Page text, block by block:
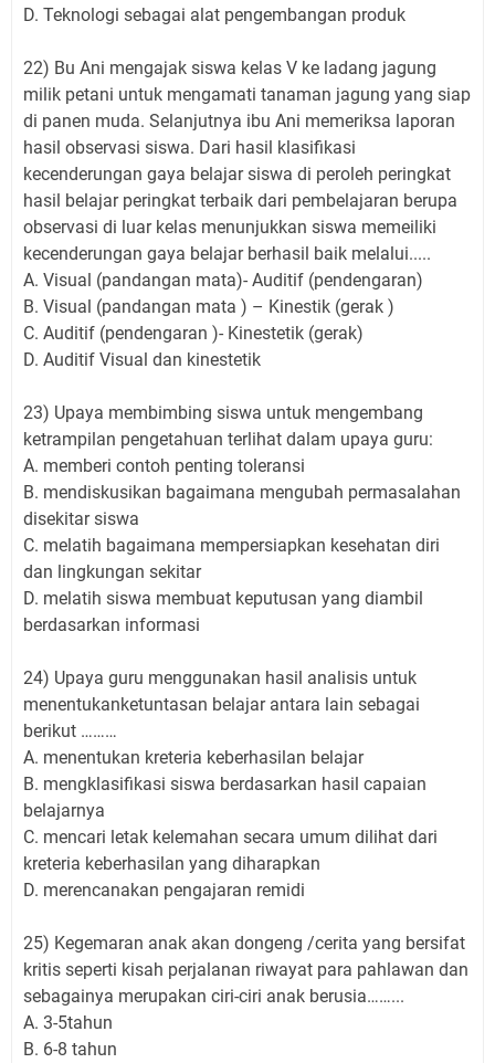
D. Teknologi sebagai alat pengembangan produk
22) Bu Ani mengajak siswa kelas V ke ladang jagung
milik petani untuk mengamati tanaman jagung yang siap
di panen muda. Selanjutnya ibu Ani memeriksa laporan
hasil observasi siswa. Dari hasil klasifikasi
kecenderungan gaya belajar siswa di peroleh peringkat
hasil belajar peringkat terbaik dari pembelajaran berupa
observasi di luar kelas menunjukkan siswa memeiliki
kecenderungan gaya belajar berhasil baik melalui.....
A. Visual (pandangan mata)- Auditif (pendengaran)
B. Visual (pandangan mata ) – Kinestik (gerak )
C. Auditif (pendengaran )- Kinestetik (gerak)
D. Auditif Visual dan kinestetik
23) Upaya membimbing siswa untuk mengembang
ketrampilan pengetahuan terlihat dalam upaya guru:
A. memberi contoh penting toleransi
B. mendiskusikan bagaimana mengubah permasalahan
disekitar siswa
C. melatih bagaimana mempersiapkan kesehatan diri
dan lingkungan sekitar
D. melatih siswa membuat keputusan yang diambil
berdasarkan informasi
24) Upaya guru menggunakan hasil analisis untuk
menentukanketuntasan belajar antara lain sebagai
berikut ………
A. menentukan kreteria keberhasilan belajar
B. mengklasifikasi siswa berdasarkan hasil capaian
belajarnya
C. mencari letak kelemahan secara umum dilihat dari
kreteria keberhasilan yang diharapkan
D. merencanakan pengajaran remidi
25) Kegemaran anak akan dongeng /cerita yang bersifat
kritis seperti kisah perjalanan riwayat para pahlawan dan
sebagainya merupakan ciri-ciri anak berusia……...
A. 3-5tahun
B. 6-8 tahun